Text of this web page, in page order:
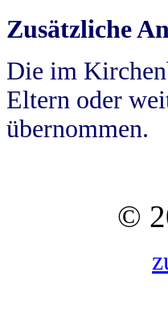
Zusätzliche
Die im
Eltern oder
übernommen.
©